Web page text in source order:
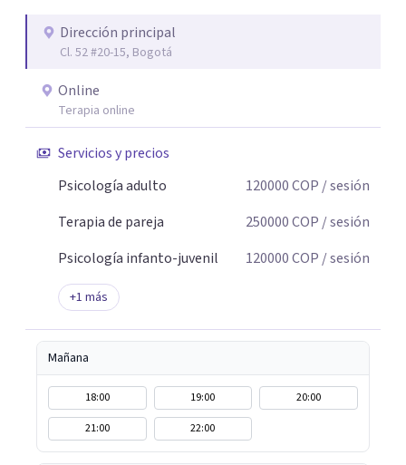
Dirección principal
Cl. 52 #20-15, Bogotá
Online
Terapia online
Servicios y precios
Psicología adulto
120000COP / sesión
Terapia de pareja
250000COP / sesión
Psicología infanto-juvenil
120000COP / sesión
+1 más
Mañana
18:00 19:00
20:00
21:00
22:00